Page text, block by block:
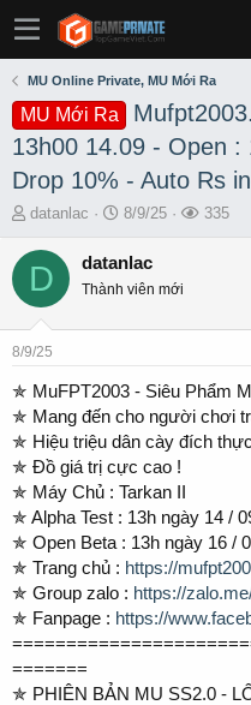
MU Online Private, MU Mới Ra
MU Mới Ra
13h00 14.09 - Open :
Drop 10% - Auto Rs
T
r
s
a
e
r
datanlac
S
a
e
8/9/25
L
335
D datanlac
Thành viên mới
8/9/25
✯ MuFPT2003 - Siêu Phẩm
✯ Mang đến cho người chơi
✯ Hiệu triệu dân cày đích
✯ Đồ giá trị cực cao !
✯ Máy Chủ : Tarkan II
✯ Alpha Test : 13h ngày 14 /
✯ Open Beta : 13h ngày 16 /
✯ Trang chủ : https://
✯ Group zalo : https://
✯ Fanpage : https://
=======
✯ PHIÊN BẢN MU SS2.0 -